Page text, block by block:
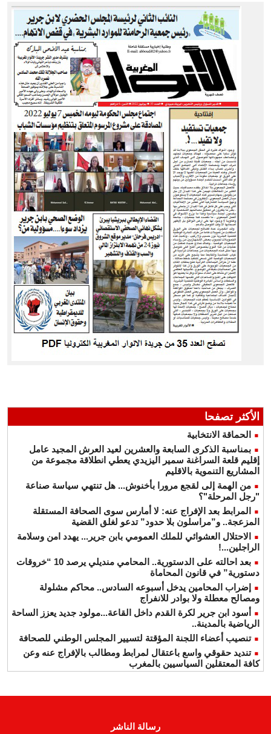
الأكثر تصفحا
الحماقة الانتخابية
بمناسبة الذكرى السابعة والعشرين لعيد العرش المجيد عامل
إقليم قلعة السراغنة سمير اليزيدي يعطي انطلاقة مجموعة من
المشاريع التنموية بالاقليم
من الهمة إلى لقجع مرورا بأخنوش... هل تنتهي سياسة صناعة
"رجل المرحلة"؟
المرابط بعد الإفراج عنه: لا أمارس سوى الصحافة المستقلة
المزعجة.. و”مراسلون بلا حدود” تدعو لغلق القضية
الاحتلال العشوائي للملك العمومي بابن جرير... يهدد امن وسلامة
الراجلين...!
بعد احالته على الدستورية.. المحامي منديلي يرصد 10 “خروقات
دستورية” في قانون المحاماة
إضراب المحامين يدخل أسبوعه السادس.. محاكم مشلولة
ومصالح معطلة ولا بوادر للانفراج
أسود ابن جرير لكرة القدم داخل القاعة...مولود جديد يعزز الساحة
الرياضية بالمدينة..
تنصيب أعضاء اللجنة المؤقتة لتسيير المجلس الوطني للصحافة
تنديد حقوقي واسع باعتقال لمرابط ومطالب بالإفراج عنه وعن
كافة المعتقلين السياسيين بالمغرب
رسالة الناشر